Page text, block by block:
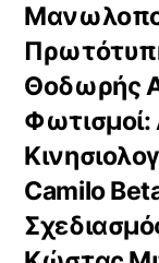
Θοδωρής
Φωτισμοί:
Camilo